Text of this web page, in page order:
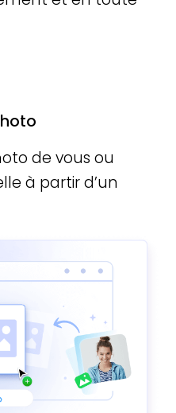
de vous ou
à partir d’un